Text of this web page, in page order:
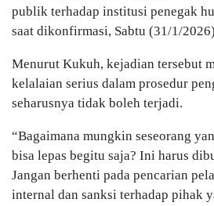
publik terhadap institusi penegak
saat dikonfirmasi, Sabtu (31/1/
Menurut Kukuh, kejadian tersebut
kelalaian serius dalam prosedur
seharusnya tidak boleh terjadi.
“Bagaimana mungkin seseorang
bisa lepas begitu saja? Ini harus
Jangan berhenti pada pencarian
internal dan sanksi terhadap pihak